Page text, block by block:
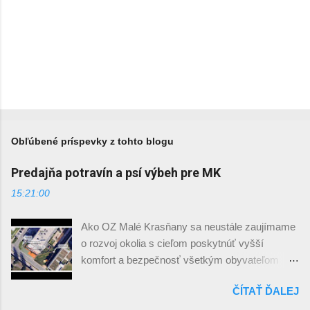
Obľúbené príspevky z tohto blogu
Predajňa potravín a psí výbeh pre MK
15:21:00
Ako OZ Malé Krasňany sa neustále zaujímame
o rozvoj okolia s cieľom poskytnúť vyšší
komfort a bezpečnosť všetkým obyvateľom
Po nešťastnom odchode predajne potravín
ČÍTAŤ ĎALEJ